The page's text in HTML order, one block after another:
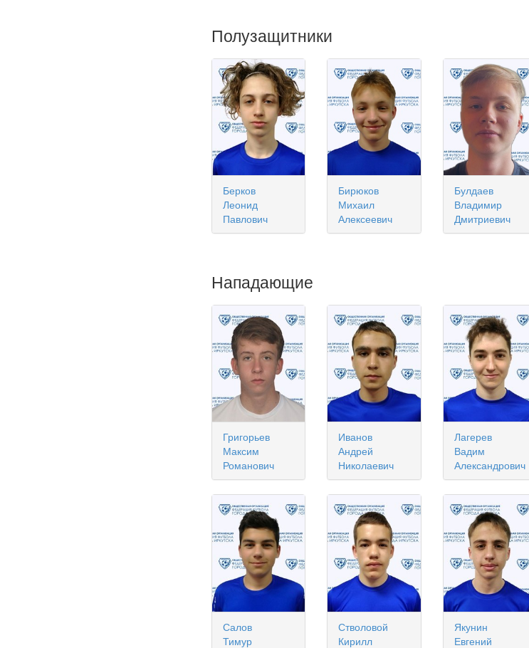
Полузащитники
Берков
Леонид
Павлович
Бирюков
Михаил
Алексеевич
Булдаев
Владимир
Дмитриевич
Нападающие
Григорьев
Максим
Романович
Иванов
Андрей
Николаевич
Лагерев
Вадим
Александрович
Салов
Тимур
Стволовой
Кирилл
Якунин
Евгений